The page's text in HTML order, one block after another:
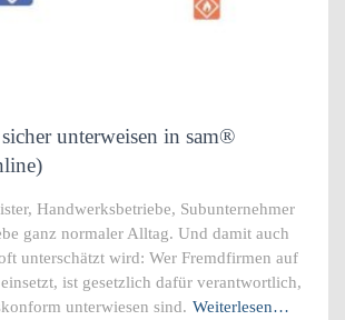
unterweisen in sam®
Handwerksbetriebe, Subunternehmer
ganz normaler Alltag. Und damit auch
unterschätzt wird: Wer Fremdfirmen auf
ist gesetzlich dafür verantwortlich,
unterwiesen sind. Weiterlesen…